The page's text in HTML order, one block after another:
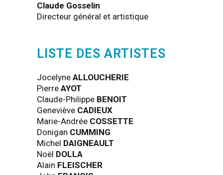
Claude Gosselin
Directeur général et artistique
LISTE DES ARTISTES
Jocelyne ALLOUCHERIE
Pierre AYOT
Claude-Philippe BENOIT
Geneviève CADIEUX
Marie-Andrée COSSETTE
Donigan CUMMING
Michel DAIGNEAULT
Noël DOLLA
Alain FLEISCHER